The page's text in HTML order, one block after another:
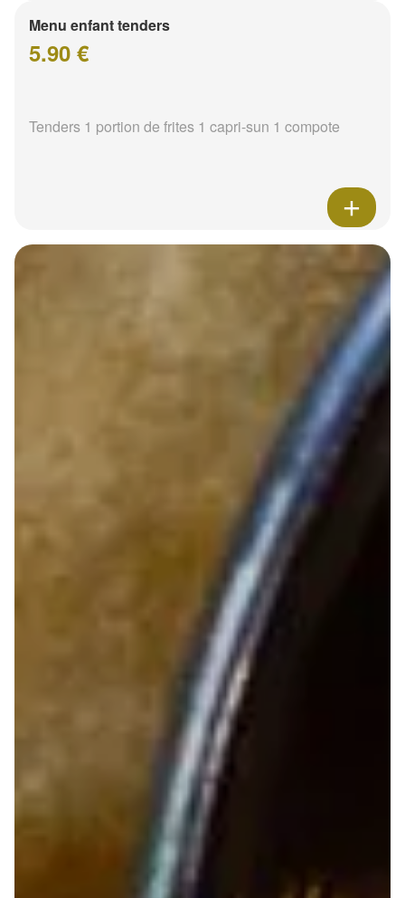
Menu enfant tenders
5.90 €
Tenders 1 portion de frites 1 capri-sun 1 compote